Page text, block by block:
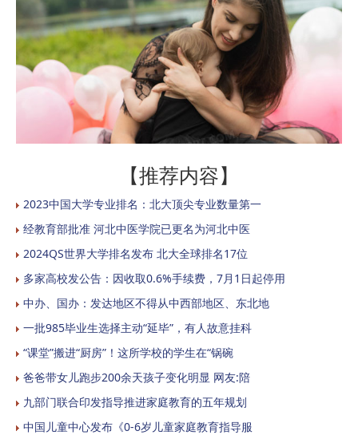
【推荐内容】
2023中国大学专业排名：北大顶尖专业数量第一
经教育部批准 河北中医学院已更名为河北中医
2024QS世界大学排名发布 北大全球排名17位
多家高校发公告：因收取0.6%手续费，7月1日起停用
中办、国办：发达地区不得从中西部地区、东北地
一批985毕业生选择主动“延毕”，有人故意挂科
“课堂”搬进“厨房”！这所学校的学生在“锅碗
爸爸带女儿跑步200余天孩子变化明显 网友:陪
九部门联合印发指导推进家庭教育的五年规划
中国儿童中心发布《0-6岁儿童家庭教育指导服